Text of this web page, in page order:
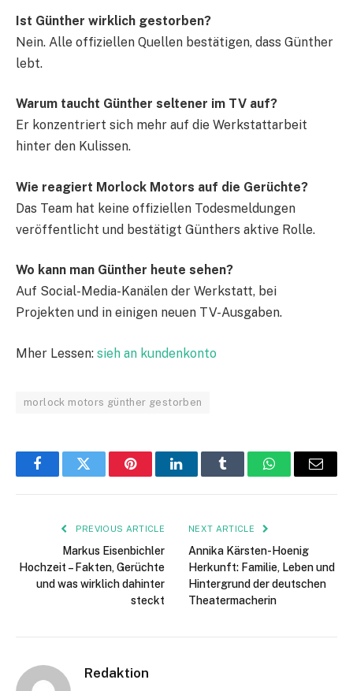
Ist Günther wirklich gestorben?
Nein. Alle offiziellen Quellen bestätigen, dass Günther
lebt.
Warum taucht Günther seltener im TV auf?
Er konzentriert sich mehr auf die Werkstattarbeit
hinter den Kulissen.
Wie reagiert Morlock Motors auf die Gerüchte?
Das Team hat keine offiziellen Todesmeldungen
veröffentlicht und bestätigt Günthers aktive Rolle.
Wo kann man Günther heute sehen?
Auf Social-Media-Kanälen der Werkstatt, bei
Projekten und in einigen neuen TV-Ausgaben.
Mher Lessen: sieh an kundenkonto
morlock motors günther gestorben
FacebookTwitter PinterestLinkedInTumblr WhatsAppEmail
PREVIOUS ARTICLE
Markus Eisenbichler
Hochzeit – Fakten, Gerüchte
und was wirklich dahinter
steckt
NEXT ARTICLE
Annika Kärsten-Hoenig
Herkunft: Familie, Leben und
Hintergrund der deutschen
Theatermacherin
Redaktion